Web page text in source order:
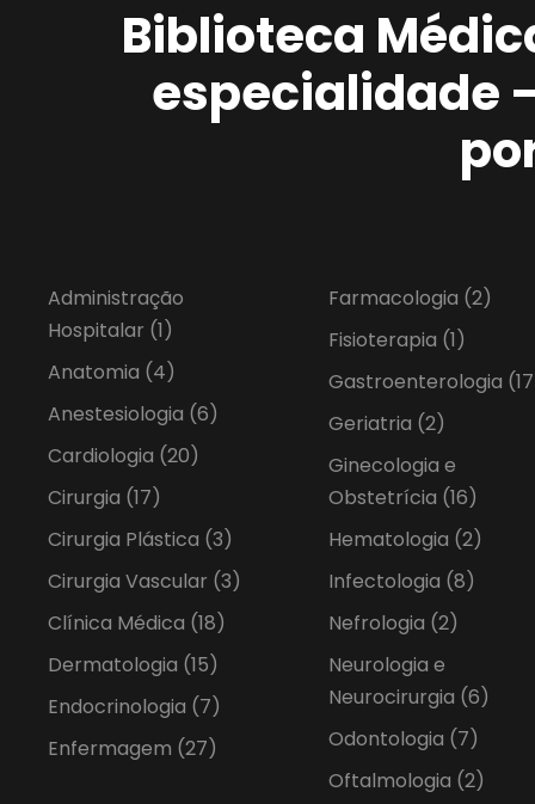
Biblioteca
especialidade
Administração
Hospitalar (1)
Anatomia (4)
Anestesiologia (6)
Cardiologia (20)
Cirurgia (17)
Cirurgia Plástica (3)
Cirurgia Vascular (3)
Clínica Médica (18)
Dermatologia (15)
Endocrinologia (7)
Enfermagem (27)
Farmacologia (2)
Fisioterapia (1)
Gastroenterologia
Geriatria (2)
Ginecologia e
Obstetrícia (16)
Hematologia (2)
Infectologia (8)
Nefrologia (2)
Neurologia e
Neurocirurgia (6)
Odontologia (7)
Oftalmologia (2)